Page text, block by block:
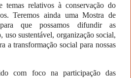
temas relativos à conservação do
Teremos ainda uma Mostra de
que possamos difundir as
uso sustentável, organização social,
a transformação social para nossas
com foco na participação das